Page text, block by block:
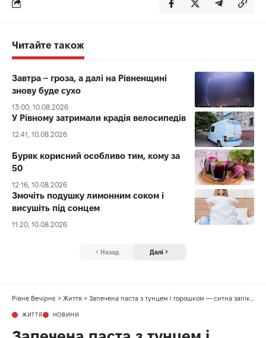
Читайте також
Завтра – гроза, а далі на Рівненщині
знову буде сухо
13:00, 10.08.2026
У Рівному затримали крадія велосипедів
12:41, 10.08.2026
Буряк корисний особливо тим, кому за
50
12:16, 10.08.2026
Змочіть подушку лимонним соком і
висушіть під сонцем
11:20, 10.08.2026
Назад Далі
Рівне Вечірнє > Життя > Запечена паста з тунцем і горошком — ситна запіканка з сирною скоринкою
ЖИТТЯ НОВИНИ